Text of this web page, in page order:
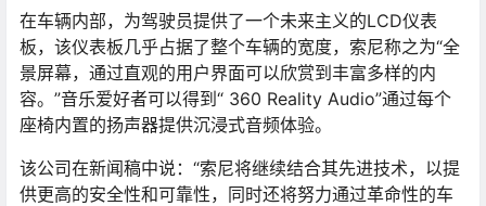
在车辆内部，为驾驶员提供了一个未来主义的LCD仪表
板，该仪表板几乎占据了整个车辆的宽度，索尼称之为“全
景屏幕，通过直观的用户界面可以欣赏到丰富多样的内
容。”音乐爱好者可以得到“ 360 Reality Audio”通过每个
座椅内置的扬声器提供沉浸式音频体验。
该公司在新闻稿中说：“索尼将继续结合其先进技术，以提
供更高的安全性和可靠性，同时还将努力通过革命性的车